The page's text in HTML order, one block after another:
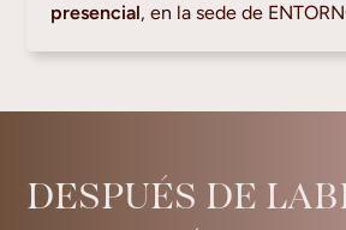
presencial, en la sede de
DESPUÉS DE